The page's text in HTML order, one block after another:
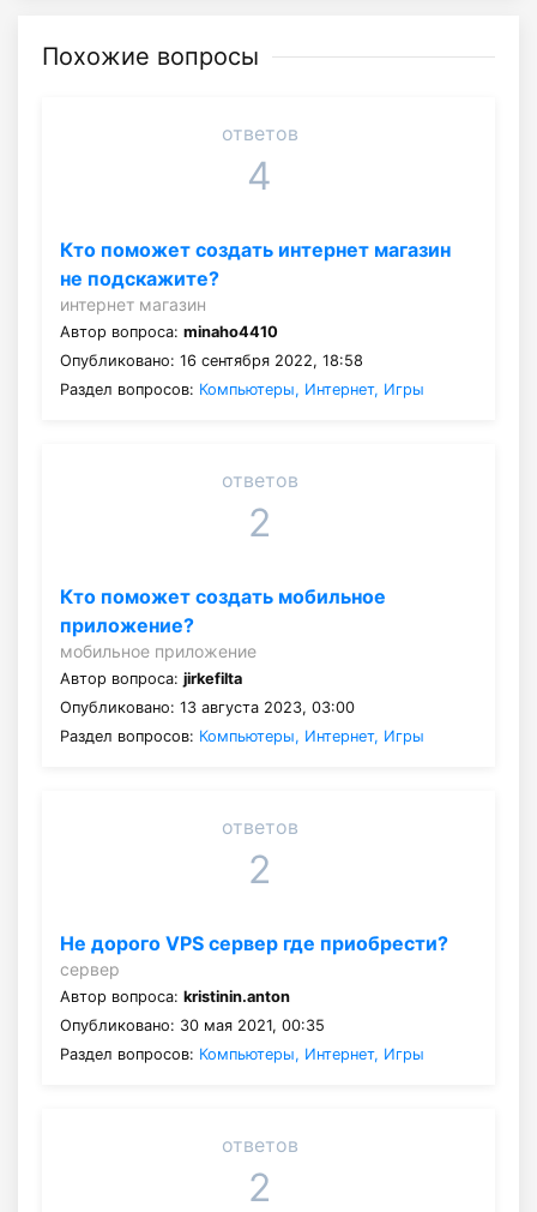
Похожие вопросы
ответов
4
Кто поможет создать интернет магазин
не подскажите?
интернет магазин
Автор вопроса: minaho4410
Опубликовано: 16 сентября 2022, 18:58
Раздел вопросов: Компьютеры, Интернет, Игры
ответов
2
Кто поможет создать мобильное
приложение?
мобильное приложение
Автор вопроса: jirkefilta
Опубликовано: 13 августа 2023, 03:00
Раздел вопросов: Компьютеры, Интернет, Игры
ответов
2
Не дорого VPS сервер где приобрести?
сервер
Автор вопроса: kristinin.anton
Опубликовано: 30 мая 2021, 00:35
Раздел вопросов: Компьютеры, Интернет, Игры
ответов
2